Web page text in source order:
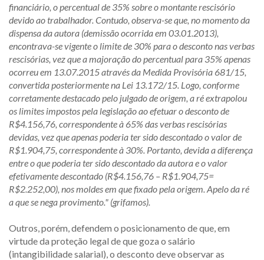
financiário, o percentual de 35% sobre o montante rescisório
devido ao trabalhador. Contudo, observa-se que, no momento da
dispensa da autora (demissão ocorrida em 03.01.2013),
encontrava-se vigente o limite de 30% para o desconto nas verbas
rescisórias, vez que a majoração do percentual para 35% apenas
ocorreu em 13.07.2015 através da Medida Provisória 681/15,
convertida posteriormente na Lei 13.172/15. Logo, conforme
corretamente destacado pelo julgado de origem, a ré extrapolou
os limites impostos pela legislação ao efetuar o desconto de
R$4.156,76, correspondente à 65% das verbas rescisórias
devidas, vez que apenas poderia ter sido descontado o valor de
R$1.904,75, correspondente à 30%. Portanto, devida a diferença
entre o que poderia ter sido descontado da autora e o valor
efetivamente descontado (R$4.156,76 – R$1.904,75=
R$2.252,00), nos moldes em que fixado pela origem. Apelo da ré
a que se nega provimento." (grifamos).
Outros, porém, defendem o posicionamento de que, em
virtude da proteção legal de que goza o salário
(intangibilidade salarial), o desconto deve observar as